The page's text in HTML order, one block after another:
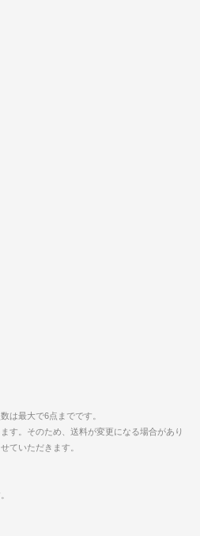
は最大で6点までです。
す。そのため、送料が変更になる場合があり
ていただきます。